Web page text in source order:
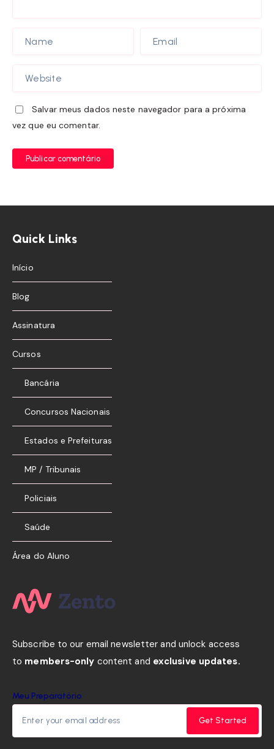
Salvar meus dados neste navegador para a próxima
vez que eu comentar.
Publicar comentário
Quick Links
Início
Blog
Assinatura
Cursos
Bancária
Concursos Nacionais
Estados e Prefeituras
MP / Tribunais
Policiais
Saúde
Área do Aluno
Subscribe to our email newsletter and unlock access
to members-only content and exclusive updates.
Meu Preparatório
Get Started